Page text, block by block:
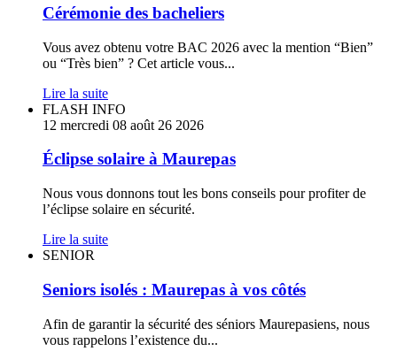
Cérémonie des bacheliers
Vous avez obtenu votre BAC 2026 avec la mention “Bien”
ou “Très bien” ? Cet article vous...
Lire la suite
Éclipse
solaire
Maurepas
FLASH INFO
12 mercredi 08 août 26 2026
Éclipse solaire à Maurepas
Nous vous donnons tout les bons conseils pour profiter de
l’éclipse solaire en sécurité.
Lire la suite
Seniors
:
Maurepas
à
vos
côtés
SENIOR
Seniors isolés : Maurepas à vos côtés
Afin de garantir la sécurité des séniors Maurepasiens, nous
vous rappelons l’existence du...